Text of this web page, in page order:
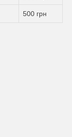
500 грн